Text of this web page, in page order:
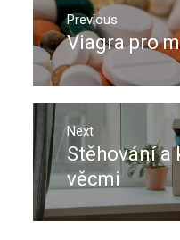
pro
příspěvek
Previous
Previous
post:
Viagra pro
Next
Next
post:
Stěhování a
věcmi